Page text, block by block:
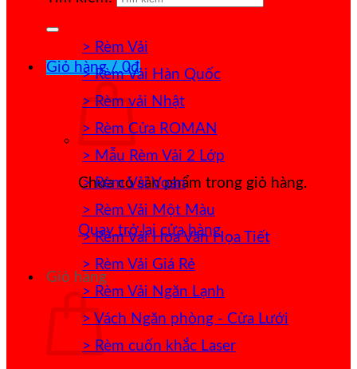
Giỏ hàng /0₫
Chưa có sản phẩm trong giỏ hàng.
Quay trở lại cửa hàng
Giỏ hàng
> Rèm Vải
> Rèm Vải Hàn Quốc
> Rèm vải Nhật
> Rèm Cửa ROMAN
> Mẫu Rèm Vải 2 Lớp
> Rèm Vải Voan
> Rèm Vải Một Màu
> Rèm Vải Hoa Văn Họa Tiết
> Rèm Vải Giá Rẻ
> Rèm Vải Ngăn Lạnh
> Vách Ngăn phòng - Cửa Lưới
> Rèm cuốn khắc Laser